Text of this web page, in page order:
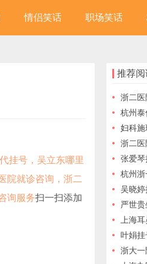
情侣笑话 职场笑话
挂号，吴立东哪里
院就诊咨询，浙二
询服务扫一扫添加
推荐阅
浙二医院专家
杭州泰仁
妇科施瑾挂号，
浙二医院眼科
张爱琴挂号，浙
杭州浙一
吴晓婷挂号，
严世贵坐诊
上海
叶娟挂号，浙
浙大一